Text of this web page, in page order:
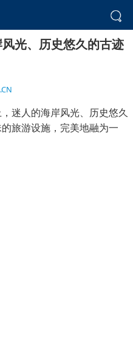
光、历史悠久的古迹
迷人的海岸风光、历史悠久
旅游设施，完美地融为一